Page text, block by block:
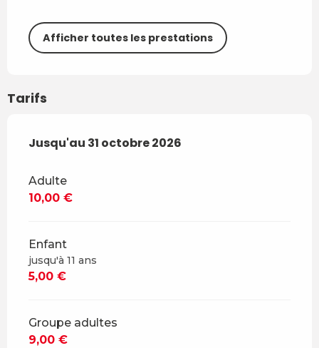
Afficher toutes les prestations
Tarifs
Du12 mai 2026au31 octobre 2026
Jusqu'au 31 octobre 2026
Adulte
10,00 €
Enfant
jusqu'à 11 ans
5,00 €
Groupe adultes
9,00 €